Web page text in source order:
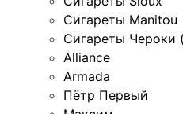
Сигареты Manitou
Сигареты Чероки
Alliance
Armada
Пётр Первый